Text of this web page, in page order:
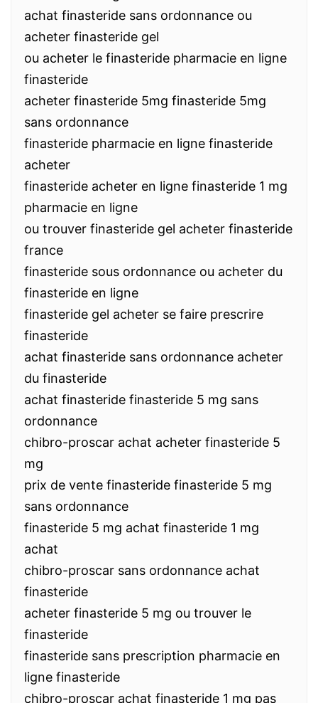
achat finasteride sans ordonnance ou
acheter finasteride gel
ou acheter le finasteride pharmacie en ligne
finasteride
acheter finasteride 5mg finasteride 5mg
sans ordonnance
finasteride pharmacie en ligne finasteride
acheter
finasteride acheter en ligne finasteride 1 mg
pharmacie en ligne
ou trouver finasteride gel acheter finasteride
france
finasteride sous ordonnance ou acheter du
finasteride en ligne
finasteride gel acheter se faire prescrire
finasteride
achat finasteride sans ordonnance acheter
du finasteride
achat finasteride finasteride 5 mg sans
ordonnance
chibro-proscar achat acheter finasteride 5
mg
prix de vente finasteride finasteride 5 mg
sans ordonnance
finasteride 5 mg achat finasteride 1 mg
achat
chibro-proscar sans ordonnance achat
finasteride
acheter finasteride 5 mg ou trouver le
finasteride
finasteride sans prescription pharmacie en
ligne finasteride
chibro-proscar achat finasteride 1 mg pas